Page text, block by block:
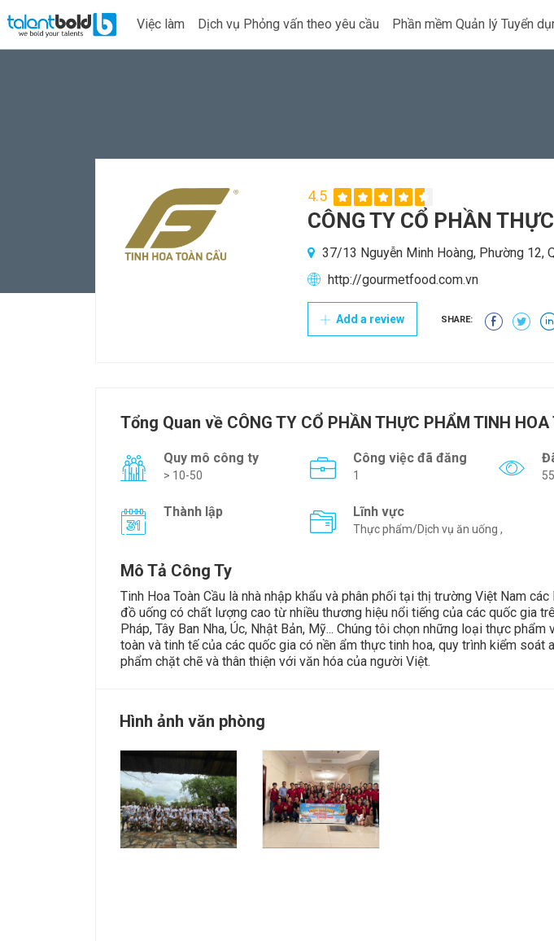
Việc làm Dịch vụ Phỏng vấn theo yêu cầu Phần mềm Quản lý Tuyển
4.5
CÔNG TY CỔ PHẦN
37/13 Nguyễn Minh Hoàng, Phường 12,
http://gourmetfood.com.vn
Add a review SHARE:
Tổng Quan về CÔNG TY CỔ PHẦN THỰC PHẨM TINH HOA
Quy mô công ty
> 10-50
Công việc đã đăng
1 55
Thành lập Lĩnh vực
Thực phẩm/Dịch vụ ăn uống ,
Mô Tả Công Ty
Tinh Hoa Toàn Cầu là nhà nhập khẩu và phân phối tại thị trường Việt Nam
đồ uống có chất lượng cao từ nhiều thương hiệu nổi tiếng của các quốc gia
Pháp, Tây Ban Nha, Úc, Nhật Bản, Mỹ... Chúng tôi chọn những loại thực phẩm
toàn và tinh tế của các quốc gia có nền ẩm thực tinh hoa, quy trình kiểm soát
phẩm chặt chẽ và thân thiện với văn hóa của người Việt.
Hình ảnh văn phòng